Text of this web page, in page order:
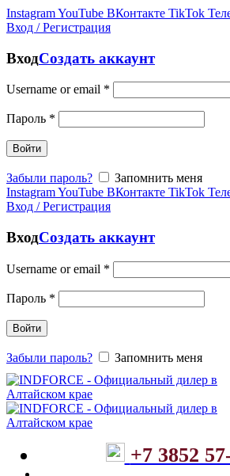
InstagramYouTube ВКонтакте TikTok
Вход / Регистрация
ВходСоздать аккаунт
Username or email *
Пароль *
Войти
Забыли пароль?
Запомнить меня
InstagramYouTube ВКонтакте TikTok
Вход / Регистрация
ВходСоздать аккаунт
Username or email *
Пароль *
Войти
Забыли пароль? Запомнить меня
+7 3852